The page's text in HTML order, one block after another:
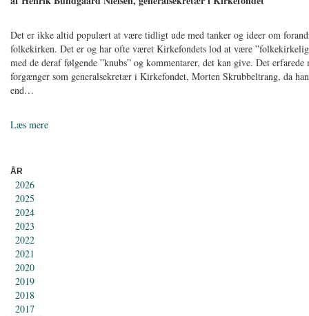
Det er ikke altid populært at være tidligt ude med tanker og ideer om
folkekirken. Det er og har ofte været Kirkefondets lod at være
med de deraf følgende ”knubs” og kommentarer, det kan give. Det erfarede
forgænger som generalsekretær i Kirkefondet, Morten Skrubbeltrang, da
end…
Læs mere
ÅR
2026
2025
2024
2023
2022
2021
2020
2019
2018
2017